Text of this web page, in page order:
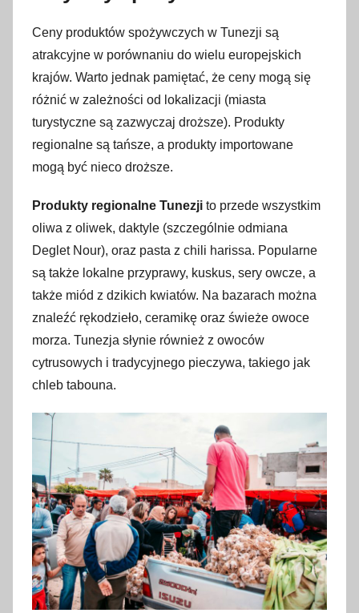
Ceny produktów spożywczych w Tunezji są
atrakcyjne w porównaniu do wielu europejskich
krajów. Warto jednak pamiętać, że ceny mogą się
różnić w zależności od lokalizacji (miasta
turystyczne są zazwyczaj droższe). Produkty
regionalne są tańsze, a produkty importowane
mogą być nieco droższe.
Produkty regionalne Tunezji to przede wszystkim
oliwa z oliwek, daktyle (szczególnie odmiana
Deglet Nour), oraz pasta z chili harissa. Popularne
są także lokalne przyprawy, kuskus, sery owcze, a
także miód z dzikich kwiatów. Na bazarach można
znaleźć rękodzieło, ceramikę oraz świeże owoce
morza. Tunezja słynie również z owoców
cytrusowych i tradycyjnego pieczywa, takiego jak
chleb tabouna.